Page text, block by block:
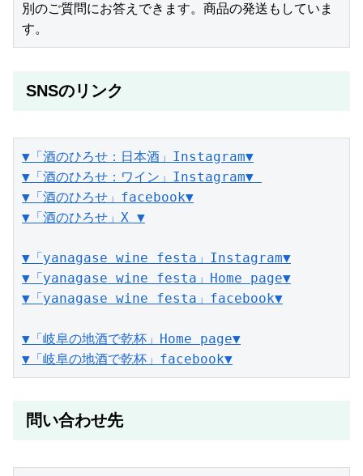
別のご質問にお答えできます。商品の発送もしていま
す。
SNSのリンク
▼「酒のひろせ：日本酒」Instagram▼
▼「酒のひろせ：ワイン」Instagram▼
▼「酒のひろせ」facebook▼
▼「酒のひろせ」X ▼
▼「yanagase wine festa」Instagram▼
▼「yanagase wine festa」Home page▼
▼「yanagase wine festa」facebook▼
▼「岐阜の地酒で乾杯」Home page▼
▼「岐阜の地酒で乾杯」facebook▼
問い合わせ先